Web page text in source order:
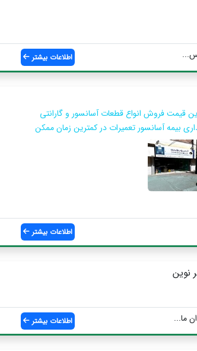
اطلاعات بیشتر
قیمت فروش انواع قطعات آسانسور و گارانتی
بیمه آسانسور تعمیرات در کمترین زمان ممکن
اطلاعات بیشتر
نوین
ما... اطلاعات بیشتر